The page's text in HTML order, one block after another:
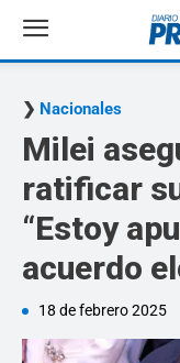
Nacionales
Milei
ratificar
“Estoy
acuerdo
18 de febrero 2025